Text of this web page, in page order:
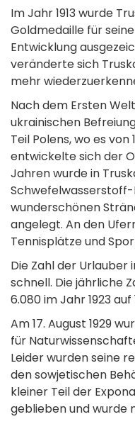
Im Jahr 1913 wurde
Goldmedaille für
Entwicklung
veränderte sich
mehr
Nach dem Ersten
ukrainischen
Teil Polens, wo es von
entwickelte sich der
Jahren wurde in
wunderschönen
angelegt. An den
Tennisplätze und
Die Zahl der Urlauber
schnell. Die jährliche
6.080 im Jahr 1923 auf
Am 17. August 1929
für
Leider wurden seine
den sowjetischen
kleiner Teil der
geblieben und wurde